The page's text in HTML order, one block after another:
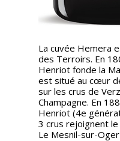
La cuvée Hemera
des Terroirs. En
Henriot fonde la
est situé au cœur
sur les crus de
Champagne. En
Henriot (4e
3 crus rejoignent
Le Mesnil-sur-